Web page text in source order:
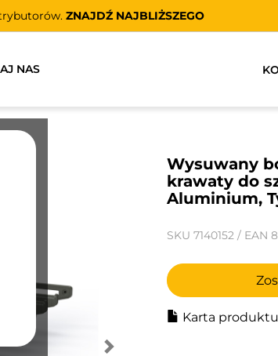
ZNAJDŹ NAJBLIŻSZEGO
NAS
Wysuwany
krawaty do
Aluminium,
SKU 7140152 / EAN
Karta produktu